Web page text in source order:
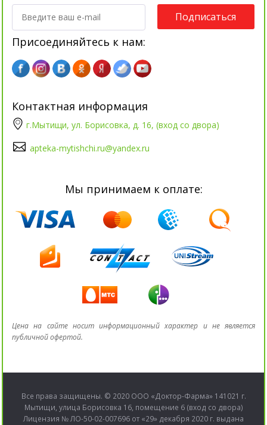
Подписаться
Присоединяйтесь к нам:
Контактная информация
г.Мытищи, ул. Борисовка, д. 16, (вход со двора)
apteka-mytishchi.ru@yandex.ru
Мы принимаем к оплате:
Цена на сайте носит информационный характер и не является
публичной офертой.
Все права защищены. © 2020 ООО «Доктор-Фарма» 141021 г.
Мытищи, улица Борисовка 16, помещение 6 (вход со двора)
Лицензия № ЛО-50-02-007696 от «29» декабря 2020 г. выдана